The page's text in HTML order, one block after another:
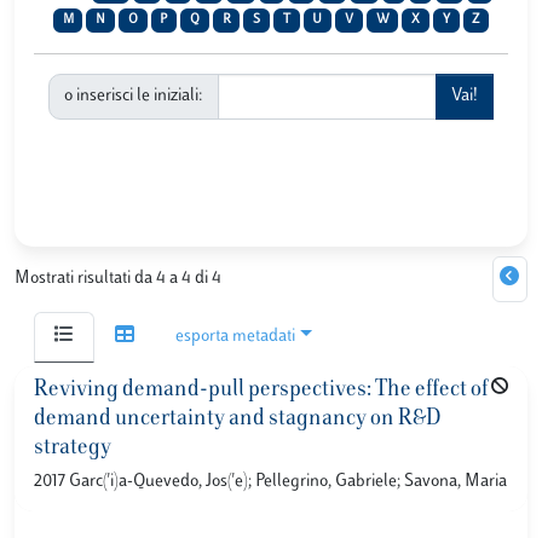
M N O P Q R S U V W X Y Z
o inserisci le iniziali:
Mostrati risultati da 4 a 4 di 4
esporta metadati
Reviving demand-pull perspectives: The effect of
demand uncertainty and stagnancy on R&D
strategy
2017 Garc('i)a-Quevedo, Jos('e); Pellegrino, Gabriele; Savona, Maria